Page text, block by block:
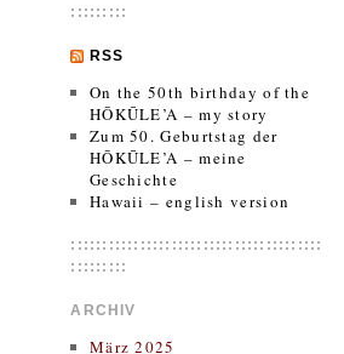
:::::::::
RSS
On the 50th birthday of the
HŌKŪLE’A – my story
Zum 50. Geburtstag der
HŌKŪLE’A – meine
Geschichte
Hawaii – english version
::::::::::::::::::::::::::::::::::::::::
:::::::::
ARCHIV
März 2025